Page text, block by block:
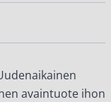
avaintuote ihon